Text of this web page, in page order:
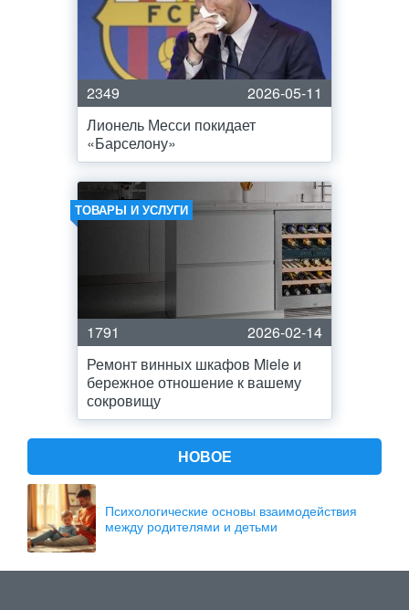
2349
2026-05-11
Лионель Месси покидает
«Барселону»
ТОВАРЫ И УСЛУГИ
1791
2026-02-14
Ремонт винных шкафов Miele и
бережное отношение к вашему
сокровищу
НОВОЕ
Психологические основы взаимодействия
между родителями и детьми